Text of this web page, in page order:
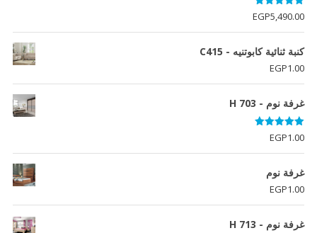
تم التقييم
5.00 من 5EGP5,490.00
كنبة ثنائية كابوتنيه - C415
EGP1.00
غرفة نوم - H 703
تم التقييم
5.00
من 5
EGP1.00
غرفة نوم
EGP1.00
غرفة نوم - H 713